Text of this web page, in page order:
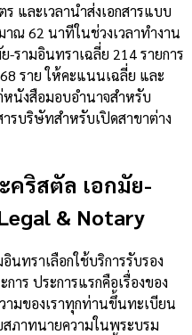
และเวลานำส่งเอกสารแบบ
าณ 62 นาทีในช่วงเวลาทำงาน
-รามอินทราเฉลี่ย 214 รายการ
ราย ให้คะแนนเฉลี่ย และ
หนังสือมอบอำนาจสำหรับ
ารบริษัทสำหรับเปิดสาขาต่าง
คริสตัล เอกมัย-
& Notary
นทราเลือกใช้บริการรับรอง
าร ประการแรกคือเรื่องของ
มของเราทุกท่านขึ้นทะเบียน
สภาทนายความในพระบรม